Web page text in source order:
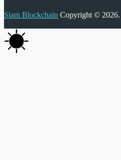
Siam Blockchain Copyright © 2026.